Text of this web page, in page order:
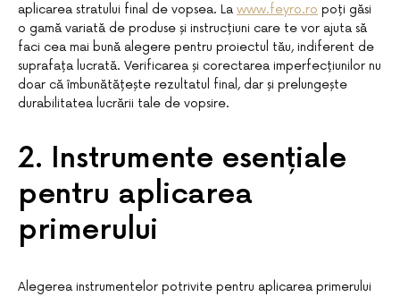
aplicarea stratului final de vopsea. La www.feyro.ro poți găsi
o gamă variată de produse și instrucțiuni care te vor ajuta să
faci cea mai bună alegere pentru proiectul tău, indiferent de
suprafața lucrată. Verificarea și corectarea imperfecțiunilor nu
doar că îmbunătățește rezultatul final, dar și prelungește
durabilitatea lucrării tale de vopsire.
2. Instrumente esențiale
pentru aplicarea
primerului
Alegerea instrumentelor potrivite pentru aplicarea primerului